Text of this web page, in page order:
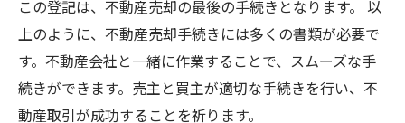
この登記は、不動産売却の最後の手続きとなります。 以
上のように、不動産売却手続きには多くの書類が必要で
す。不動産会社と一緒に作業することで、スムーズな手
続きができます。売主と買主が適切な手続きを行い、不
動産取引が成功することを祈ります。